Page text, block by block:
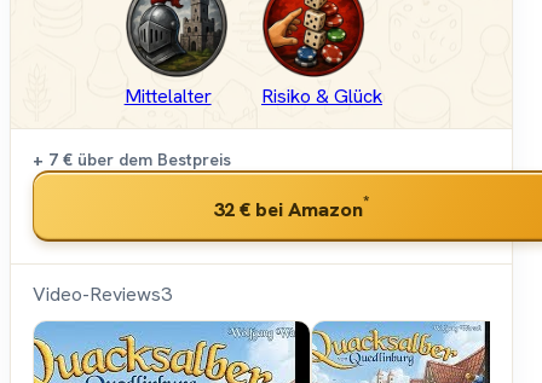
Mittelalter Risiko & Glück
+ 7 € über dem Bestpreis
32 € bei Amazon*
Video-Reviews3